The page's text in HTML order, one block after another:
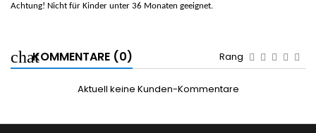
Achtung! Nicht für Kinder unter 36 Monaten geeignet.
KOMMENTARE (0) Rang
Aktuell keine Kunden-Kommentare